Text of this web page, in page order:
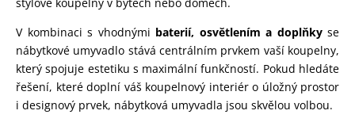
stylové koupelny v bytech nebo domech.
V kombinaci s vhodnými baterií, osvětlením a doplňkyse
nábytkové umyvadlo stává centrálním prvkem vaší koupelny,
který spojuje estetiku s maximální funkčností. Pokud hledáte
řešení, které doplní váš koupelnový interiér o úložný prostor
i designový prvek, nábytková umyvadla jsou skvělou volbou.